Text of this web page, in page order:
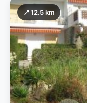
📍 12.5 km